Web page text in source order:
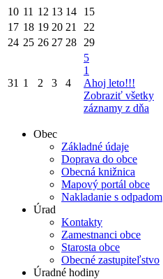
10 11 12 13 14 15
17 18 19 20 21 22
24 25 26 27 28 29
31 1 2 3 4
5
1
Ahoj leto!!!
Zobraziť všetky
záznamy z dňa
Obec
Základné údaje
Doprava do obce
Obecná knižnica
Mapový portál obce
Nakladanie s odpadom
Úrad
Kontakty
Zamestnanci obce
Starosta obce
Obecné zastupiteľstvo
Úradné hodiny